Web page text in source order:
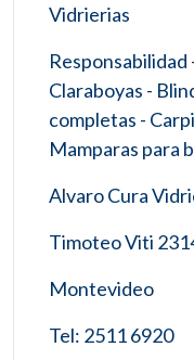
Vidrierias
Responsabilidad
Claraboyas -
completas -
Mamparas para
Alvaro Cura
Timoteo Viti
Montevideo
Tel: 2511 6920